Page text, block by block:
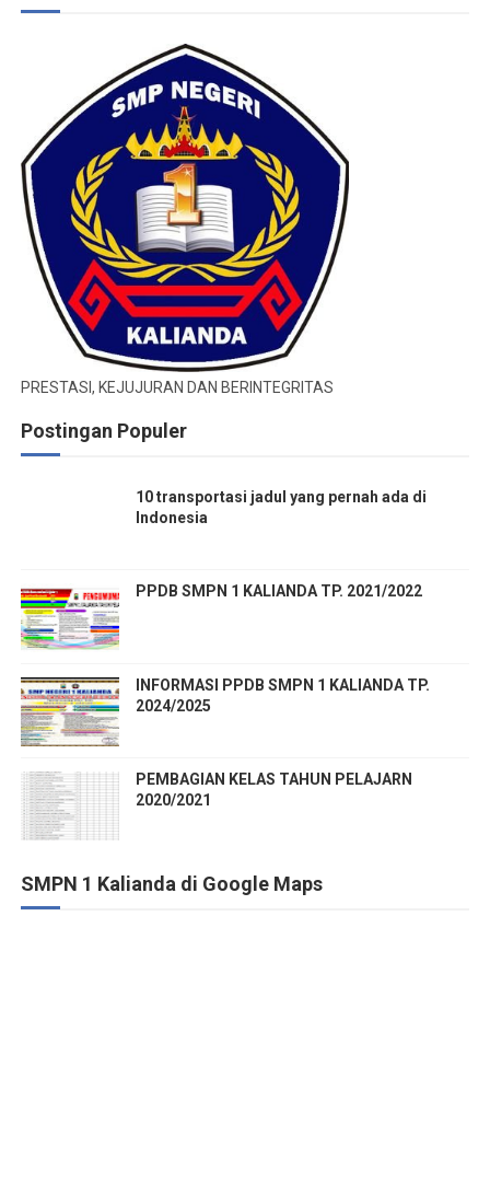
PRESTASI, KEJUJURAN DAN BERINTEGRITAS
Postingan Populer
10 transportasi jadul yang pernah ada di
Indonesia
PPDB SMPN 1 KALIANDA TP. 2021/2022
INFORMASI PPDB SMPN 1 KALIANDA TP.
2024/2025
PEMBAGIAN KELAS TAHUN PELAJARN
2020/2021
SMPN 1 Kalianda di Google Maps